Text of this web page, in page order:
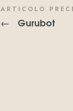
ARTICOLO
← Gurubot